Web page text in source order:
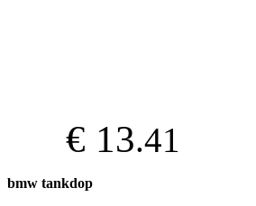
€ 13.41
bmw tankdop